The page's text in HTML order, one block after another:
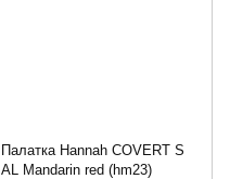
Палатка Hannah COVERT S
AL Mandarin red (hm23)